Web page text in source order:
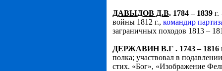
ДАВЫДОВ Д.В. 1784 – 1839 г.
войны 1812 г., командир
заграничных походов 1813 –
ДЕРЖАВИН В.Г . 1743 – 1816
полка; участвовал в
стих. «Бог», «Изображение